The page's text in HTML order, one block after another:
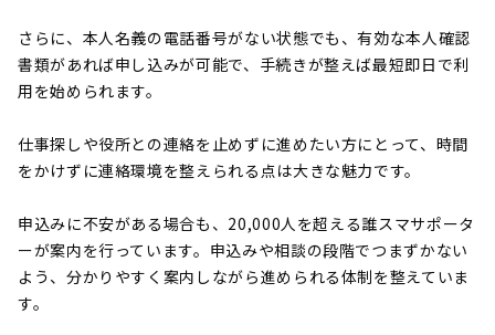
さらに、本人名義の電話番号がない状態でも、有効な本人確認
書類があれば申し込みが可能で、手続きが整えば最短即日で利
用を始められます。
仕事探しや役所との連絡を止めずに進めたい方にとって、時間
をかけずに連絡環境を整えられる点は大きな魅力です。
申込みに不安がある場合も、20,000人を超える誰スマサポータ
ーが案内を行っています。申込みや相談の段階でつまずかない
よう、分かりやすく案内しながら進められる体制を整えていま
す。